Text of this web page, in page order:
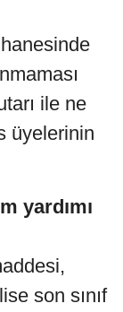
ile ne
üyelerinin
yardımı
son sınıf